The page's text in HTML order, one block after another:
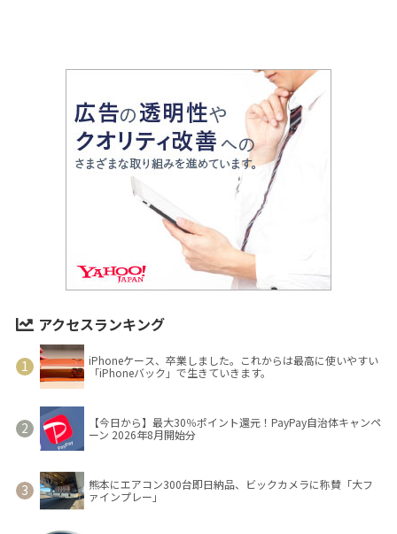
アクセスランキング
iPhoneケース、卒業しました。これからは最高に使いやすい
「iPhoneバック」で生きていきます。
【今日から】最大30％ポイント還元！PayPay自治体キャンペ
ーン 2026年8月開始分
熊本にエアコン300台即日納品、ビックカメラに称賛「大フ
ァインプレー」